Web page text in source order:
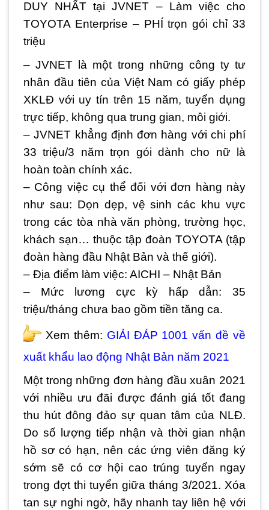
DUY NHẤT tại JVNET – Làm việc cho
TOYOTA Enterprise – PHÍ trọn gói chỉ 33
triệu
– JVNET là một trong những công ty tư
nhân đầu tiên của Việt Nam có giấy phép
XKLĐ với uy tín trên 15 năm, tuyển dụng
trực tiếp, không qua trung gian, môi giới.
– JVNET khẳng định đơn hàng với chi phí
33 triệu/3 năm trọn gói dành cho nữ là
hoàn toàn chính xác.
– Công việc cụ thể đối với đơn hàng này
như sau: Dọn dẹp, vệ sinh các khu vực
trong các tòa nhà văn phòng, trường học,
khách sạn… thuộc tập đoàn TOYOTA (tập
đoàn hàng đầu Nhật Bản và thế giới).
– Địa điểm làm việc: AICHI – Nhật Bản
– Mức lương cực kỳ hấp dẫn: 35
triệu/tháng chưa bao gồm tiền tăng ca.
Xem thêm: GIẢI ĐÁP 1001 vấn đề về
xuất khẩu lao động Nhật Bản năm 2021
Một trong những đơn hàng đầu xuân 2021
với nhiều ưu đãi được đánh giá tốt đang
thu hút đông đảo sự quan tâm của NLĐ.
Do số lượng tiếp nhận và thời gian nhận
hồ sơ có hạn, nên các ứng viên đăng ký
sớm sẽ có cơ hội cao trúng tuyển ngay
trong đợt thi tuyển giữa tháng 3/2021. Xóa
tan sự nghi ngờ, hãy nhanh tay liên hệ với